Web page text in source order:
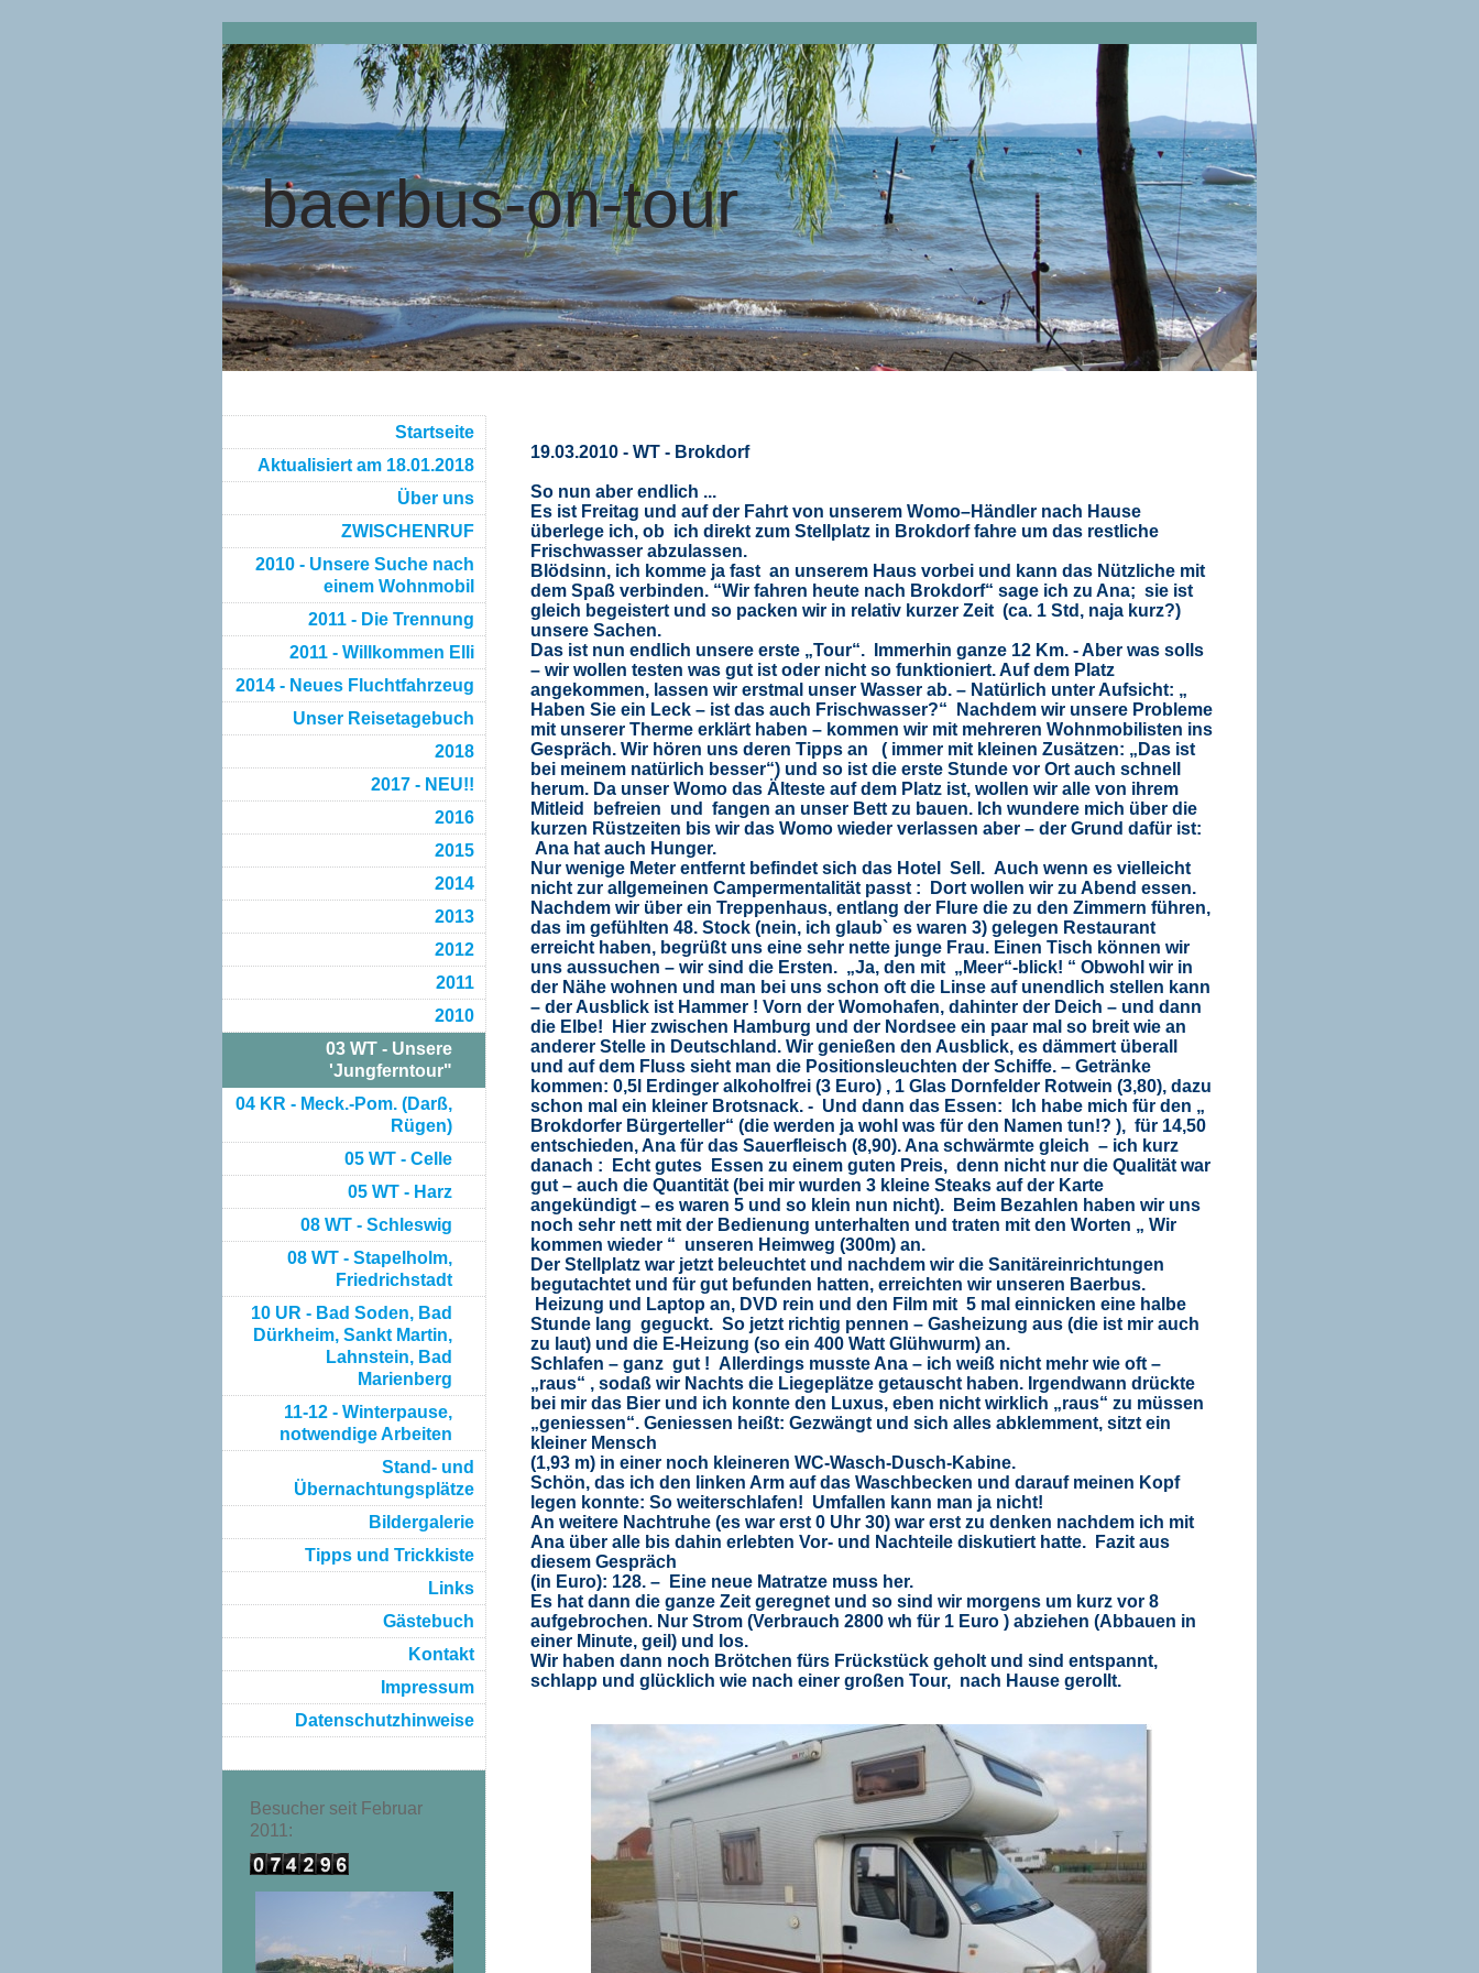
baerbus-on-tour
19.03.2010 - WT - Brokdorf
So nun aber endlich ...
Es ist Freitag und auf der Fahrt von unserem Womo–Händler nach Hause
überlege ich, ob ich direkt zum Stellplatz in Brokdorf fahre um das restliche
Frischwasser abzulassen.
Blödsinn, ich komme ja fast an unserem Haus vorbei und kann das Nützliche mit
dem Spaß verbinden. “Wir fahren heute nach Brokdorf“ sage ich zu Ana; sie ist
gleich begeistert und so packen wir in relativ kurzer Zeit (ca. 1 Std, naja kurz?)
unsere Sachen.
Das ist nun endlich unsere erste „Tour“.
Immerhin ganze 12 Km. - Aber was solls
– wir wollen testen was gut ist oder nicht so funktioniert. Auf dem Platz
angekommen, lassen wir erstmal unser Wasser ab. – Natürlich unter Aufsicht: „
Haben Sie ein Leck – ist das auch Frischwasser?“
Nachdem wir unsere Probleme
mit unserer Therme erklärt haben – kommen wir mit mehreren Wohnmobilisten ins
Gespräch. Wir hören uns deren Tipps an ( immer mit kleinen Zusätzen: „Das ist
bei meinem natürlich besser“) und so ist die erste Stunde vor Ort auch schnell
herum. Da unser Womo das Älteste auf dem Platz ist, wollen wir alle von ihrem
Mitleid
befreien und fangen an unser Bett zu bauen. Ich wundere mich über die
kurzen Rüstzeiten bis wir das Womo wieder verlassen aber – der Grund dafür ist:
Ana hat auch Hunger.
Nur wenige Meter entfernt befindet sich das Hotel Sell. Auch wenn es vielleicht
nicht zur allgemeinen Campermentalität passt :
Dort wollen wir zu Abend essen.
Nachdem wir über ein Treppenhaus, entlang der Flure die zu den Zimmern führen,
das im gefühlten 48. Stock (nein, ich glaub` es waren 3) gelegen Restaurant
erreicht haben, begrüßt uns eine sehr nette junge Frau. Einen Tisch können wir
uns aussuchen – wir sind die Ersten. „Ja, den mit „Meer“-blick! “ Obwohl wir in
der Nähe wohnen und man bei uns schon oft die Linse auf unendlich stellen kann
– der Ausblick ist Hammer ! Vorn der Womohafen, dahinter der Deich – und dann
die Elbe!
Hier zwischen Hamburg und der Nordsee ein paar mal so breit wie an
anderer Stelle in Deutschland. Wir genießen den Ausblick, es dämmert überall
und auf dem Fluss sieht man die Positionsleuchten der Schiffe. – Getränke
kommen: 0,5l Erdinger alkoholfrei (3 Euro) , 1 Glas Dornfelder Rotwein (3,80), dazu
schon mal ein kleiner Brotsnack. - Und dann das Essen: Ich habe mich für den „
Brokdorfer Bürgerteller“ (die werden ja wohl was für den Namen tun!? ), für 14,50
entschieden, Ana für das Sauerfleisch (8,90). Ana schwärmte gleich – ich kurz
danach :
Echt gutes Essen zu einem guten Preis, denn nicht nur die Qualität war
gut – auch die Quantität (bei mir wurden 3 kleine Steaks auf der Karte
angekündigt – es waren 5 und so klein nun nicht).
Beim Bezahlen haben wir uns
noch sehr nett mit der Bedienung unterhalten und traten mit den Worten „ Wir
kommen wieder “ unseren Heimweg (300m) an.
Der Stellplatz war jetzt beleuchtet und nachdem wir die Sanitäreinrichtungen
begutachtet und für gut befunden hatten, erreichten wir unseren Baerbus.
Heizung und Laptop an, DVD rein und den Film mit 5 mal einnicken eine halbe
Stunde lang geguckt. So jetzt richtig pennen – Gasheizung aus (die ist mir auch
zu laut) und die E-Heizung (so ein 400 Watt Glühwurm) an.
Schlafen – ganz gut ! Allerdings musste Ana – ich weiß nicht mehr wie oft –
„raus“ , sodaß wir Nachts die Liegeplätze getauscht haben. Irgendwann drückte
bei mir das Bier und ich konnte den Luxus, eben nicht wirklich „raus“ zu müssen
„geniessen“. Geniessen heißt: Gezwängt und sich alles abklemment, sitzt ein
kleiner Mensch
(1,93 m) in einer noch kleineren WC-Wasch-Dusch-Kabine.
Schön, das ich den linken Arm auf das Waschbecken und darauf meinen Kopf
legen konnte: So weiterschlafen! Umfallen kann man ja nicht!
An weitere Nachtruhe (es war erst 0 Uhr 30) war erst zu denken nachdem ich mit
Ana über alle bis dahin erlebten Vor- und Nachteile diskutiert hatte.
Fazit aus
diesem Gespräch
(in Euro): 128. –
Eine neue Matratze muss her.
Es hat dann die ganze Zeit geregnet und so sind wir morgens um kurz vor 8
aufgebrochen. Nur Strom (Verbrauch 2800 wh für 1 Euro ) abziehen (Abbauen in
einer Minute, geil) und los.
Wir haben dann noch Brötchen fürs Frückstück geholt und sind entspannt,
schlapp und glücklich wie nach einer großen Tour, nach Hause gerollt.
Startseite
Aktualisiert am 18.01.2018
Über uns
ZWISCHENRUF
2010 - Unsere Suche nach
einem Wohnmobil
2011 - Die Trennung
2011 - Willkommen Elli
2014 - Neues Fluchtfahrzeug
Unser Reisetagebuch
2018
2017 - NEU!!
2016
2015
2014
2013
2012
2011
2010
03 WT - Unsere
'Jungferntour"
04 KR - Meck.-Pom. (Darß,
Rügen)
05 WT - Celle
05 WT - Harz
08 WT - Schleswig
08 WT - Stapelholm,
Friedrichstadt
10 UR - Bad Soden, Bad
Dürkheim, Sankt Martin,
Lahnstein, Bad
Marienberg
11-12 - Winterpause,
notwendige Arbeiten
Stand- und
Übernachtungsplätze
Bildergalerie
Tipps und Trickkiste
Links
Gästebuch
Kontakt
Impressum
Datenschutzhinweise
Besucher seit Februar
2011: